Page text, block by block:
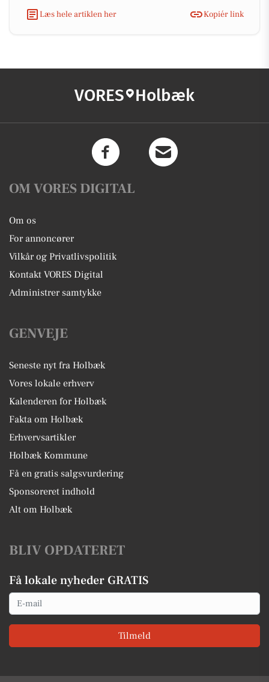
Læs hele artiklen her
Kopiér link
VORES Holbæk
OM VORES DIGITAL
Om os
For annoncører
Vilkår og Privatlivspolitik
Kontakt VORES Digital
Administrer samtykke
GENVEJE
Seneste nyt fra Holbæk
Vores lokale erhverv
Kalenderen for Holbæk
Fakta om Holbæk
Erhvervsartikler
Holbæk Kommune
Få en gratis salgsvurdering
Sponsoreret indhold
Alt om Holbæk
BLIV OPDATERET
Få lokale nyheder GRATIS
Email
Tilmeld